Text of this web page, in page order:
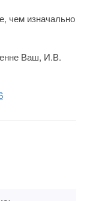
чем изначально
Ваш, И.В.